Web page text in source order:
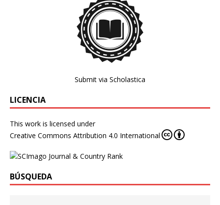
Submit via Scholastica
LICENCIA
This work is licensed under
Creative Commons Attribution 4.0 International
BÚSQUEDA